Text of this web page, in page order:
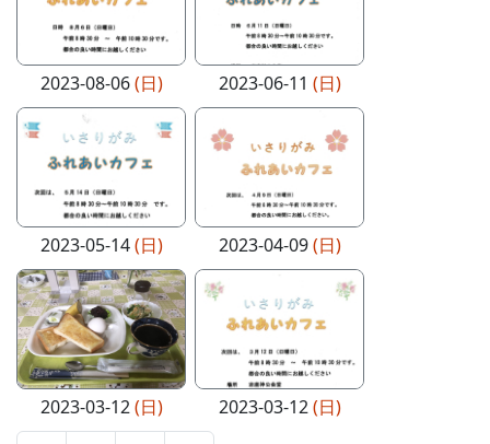
2023-08-06(日) 2023-06-11 (日)
2023-05-14(日) 2023-04-09(日)
2023-03-12(日) 2023-03-12(日)